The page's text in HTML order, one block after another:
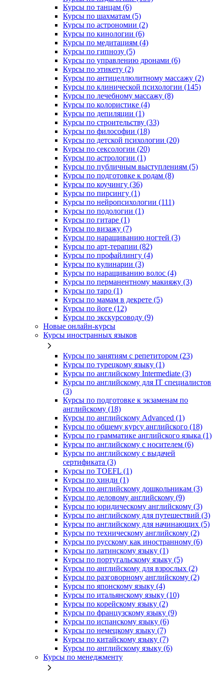
Курсы по танцам (6)
Курсы по шахматам (5)
Курсы по астрономии (2)
Курсы по кинологии (6)
Курсы по медитациям (4)
Курсы по гипнозу (5)
Курсы по управлению дронами (6)
Курсы по этикету (2)
Курсы по антицеллюлитному массажу (2)
Курсы по клинической психологии (145)
Курсы по лечебному массажу (8)
Курсы по колористике (4)
Курсы по депиляции (1)
Курсы по строительству (33)
Курсы по философии (18)
Курсы по детской психологии (20)
Курсы по сексологии (20)
Курсы по астрологии (1)
Курсы по публичным выступлениям (5)
Курсы по подготовке к родам (8)
Курсы по коучингу (36)
Курсы по пирсингу (1)
Курсы по нейропсихологии (111)
Курсы по подологии (1)
Курсы по гитаре (1)
Курсы по визажу (7)
Курсы по наращиванию ногтей (3)
Курсы по арт-терапии (82)
Курсы по профайлингу (4)
Курсы по кулинарии (3)
Курсы по наращиванию волос (4)
Курсы по перманентному макияжу (3)
Курсы по таро (1)
Курсы по мамам в декрете (5)
Курсы по йоге (12)
Курсы по экскурсоводу (9)
Новые онлайн‑курсы
Курсы иностранных языков
Курсы по занятиям с репетитором (23)
Курсы по турецкому языку (1)
Курсы по английскому Intermediate (3)
Курсы по английскому для IT специалистов
(3)
Курсы по подготовке к экзаменам по
английскому (18)
Курсы по английскому Advanced (1)
Курсы по общему курсу английского (18)
Курсы по грамматике английского языка (1)
Курсы по английскому с носителем (6)
Курсы по английскому с выдачей
сертификата (3)
Курсы по TOEFL (1)
Курсы по хинди (1)
Курсы по английскому дошкольникам (3)
Курсы по деловому английскому (9)
Курсы по юридическому английскому (3)
Курсы по английскому для путешествий (3)
Курсы по английскому для начинающих (5)
Курсы по техническому английскому (2)
Курсы по русскому как иностранному (6)
Курсы по латинскому языку (1)
Курсы по португальскому языку (5)
Курсы по английскому для взрослых (2)
Курсы по разговорному английскому (2)
Курсы по японскому языку (4)
Курсы по итальянскому языку (10)
Курсы по корейскому языку (2)
Курсы по французскому языку (9)
Курсы по испанскому языку (6)
Курсы по немецкому языку (7)
Курсы по китайскому языку (7)
Курсы по английскому языку (6)
Курсы по менеджменту